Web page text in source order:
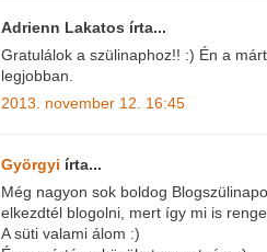
Adrienn Lakatos írta...
Gratulálok a szülinaphoz!! :) Én a
legjobban.
2013. november 12. 16:45
Györgyi írta...
Még nagyon sok boldog
elkezdtél blogolni, mert így mi is
A süti valami álom :)